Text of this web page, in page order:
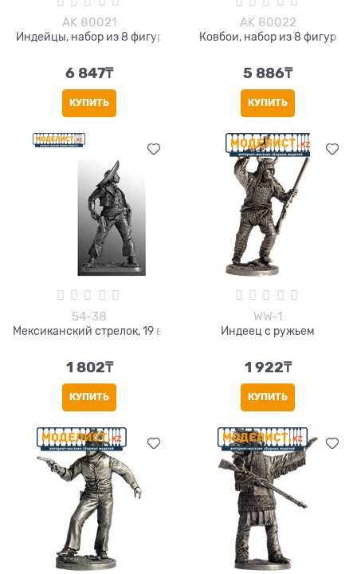
AK 80021
Индейцы, набор из 8 фигур
6 847₸
КУПИТЬ
AK 80022
Ковбои, набор из 8 фигур
5 886₸
КУПИТЬ
54-38
Мексиканский стрелок, 19 в.
1 802₸
КУПИТЬ
WW-1
Индеец с ружьем
1 922₸
КУПИТЬ